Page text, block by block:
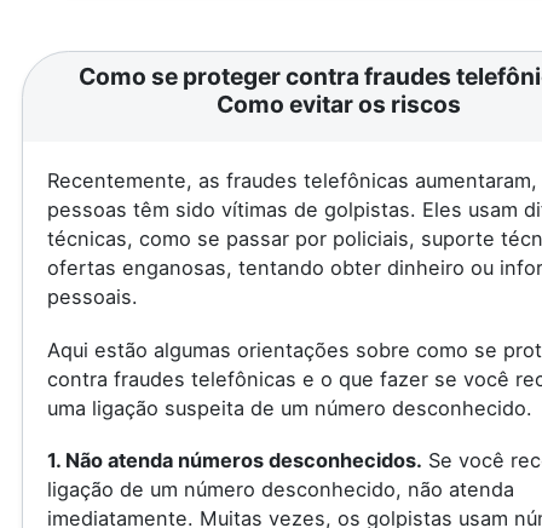
Como se proteger contra fraudes
Como evitar os riscos
Recentemente, as fraudes telefônicas
pessoas têm sido vítimas de golpistas. Eles usam
técnicas, como se passar por policiais, suporte
ofertas enganosas, tentando obter dinheiro ou
pessoais.
Aqui estão algumas orientações sobre como se
contra fraudes telefônicas e o que fazer se você
uma ligação suspeita de um número desconhecido.
1. Não atenda números desconhecidos. Se você
ligação de um número desconhecido, não atenda
imediatamente. Muitas vezes, os golpistas usam